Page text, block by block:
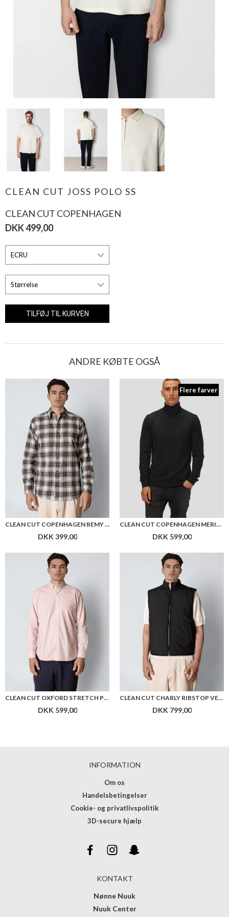
CLEAN CUT JOSS POLO SS
CLEAN CUT COPENHAGEN
DKK 499,00
ANDRE KØBTE OGSÅ
CLEAN CUT COPENHAGEN REMY CHECKED SHIRT
DKK 399,00
Flere farver
CLEAN CUT COPENHAGEN MERINO WOOL ROLL NECK
DKK 599,00
CLEAN CUT OXFORD STRETCH PLAIN L/S
DKK 599,00
CLEAN CUT CHARLY RIBSTOP VEST
DKK 799,00
INFORMATION
Om os
Handelsbetingelser
Cookie- og privatlivspolitik
3D-secure hjælp
KONTAKT
Nønne Nuuk
Nuuk Center